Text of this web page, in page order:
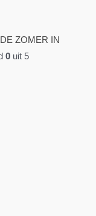
ZOMER IN
0 uit 5